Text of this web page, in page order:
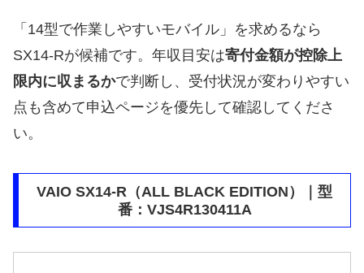
「14型で作業しやすいモバイル」を求めるなら
SX14-Rが候補です。年収目安は寄付金額が控除上
限内に収まるかで判断し、受付状況が変わりやすい
点も含めて申込ページを優先して確認してくださ
い。
VAIO SX14-R（ALL BLACK EDITION）｜型
番：VJS4R130411A